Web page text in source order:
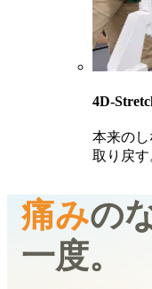
4D-
本来の
取り戻す
痛みの
一度。